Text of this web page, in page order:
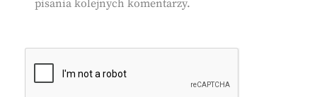
pisania kolejnych komentarzy.